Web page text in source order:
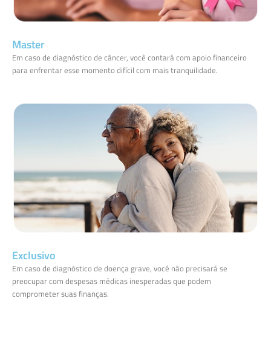
Master
Em caso de diagnóstico de câncer, você contará com apoio financeiro
para enfrentar esse momento difícil com mais tranquilidade.
Exclusivo
Em caso de diagnóstico de doença grave, você não precisará se
preocupar com despesas médicas inesperadas que podem
comprometer suas finanças.